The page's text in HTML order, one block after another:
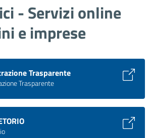
- Servizi online
e imprese
Trasparente
Trasparente